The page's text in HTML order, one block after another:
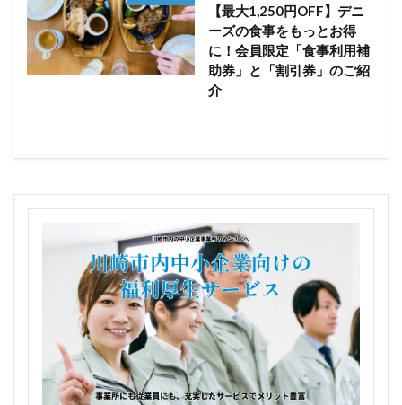
【最大1,250円OFF】デニ
ーズの食事をもっとお得
に！会員限定「食事利用補
助券」と「割引券」のご紹
介